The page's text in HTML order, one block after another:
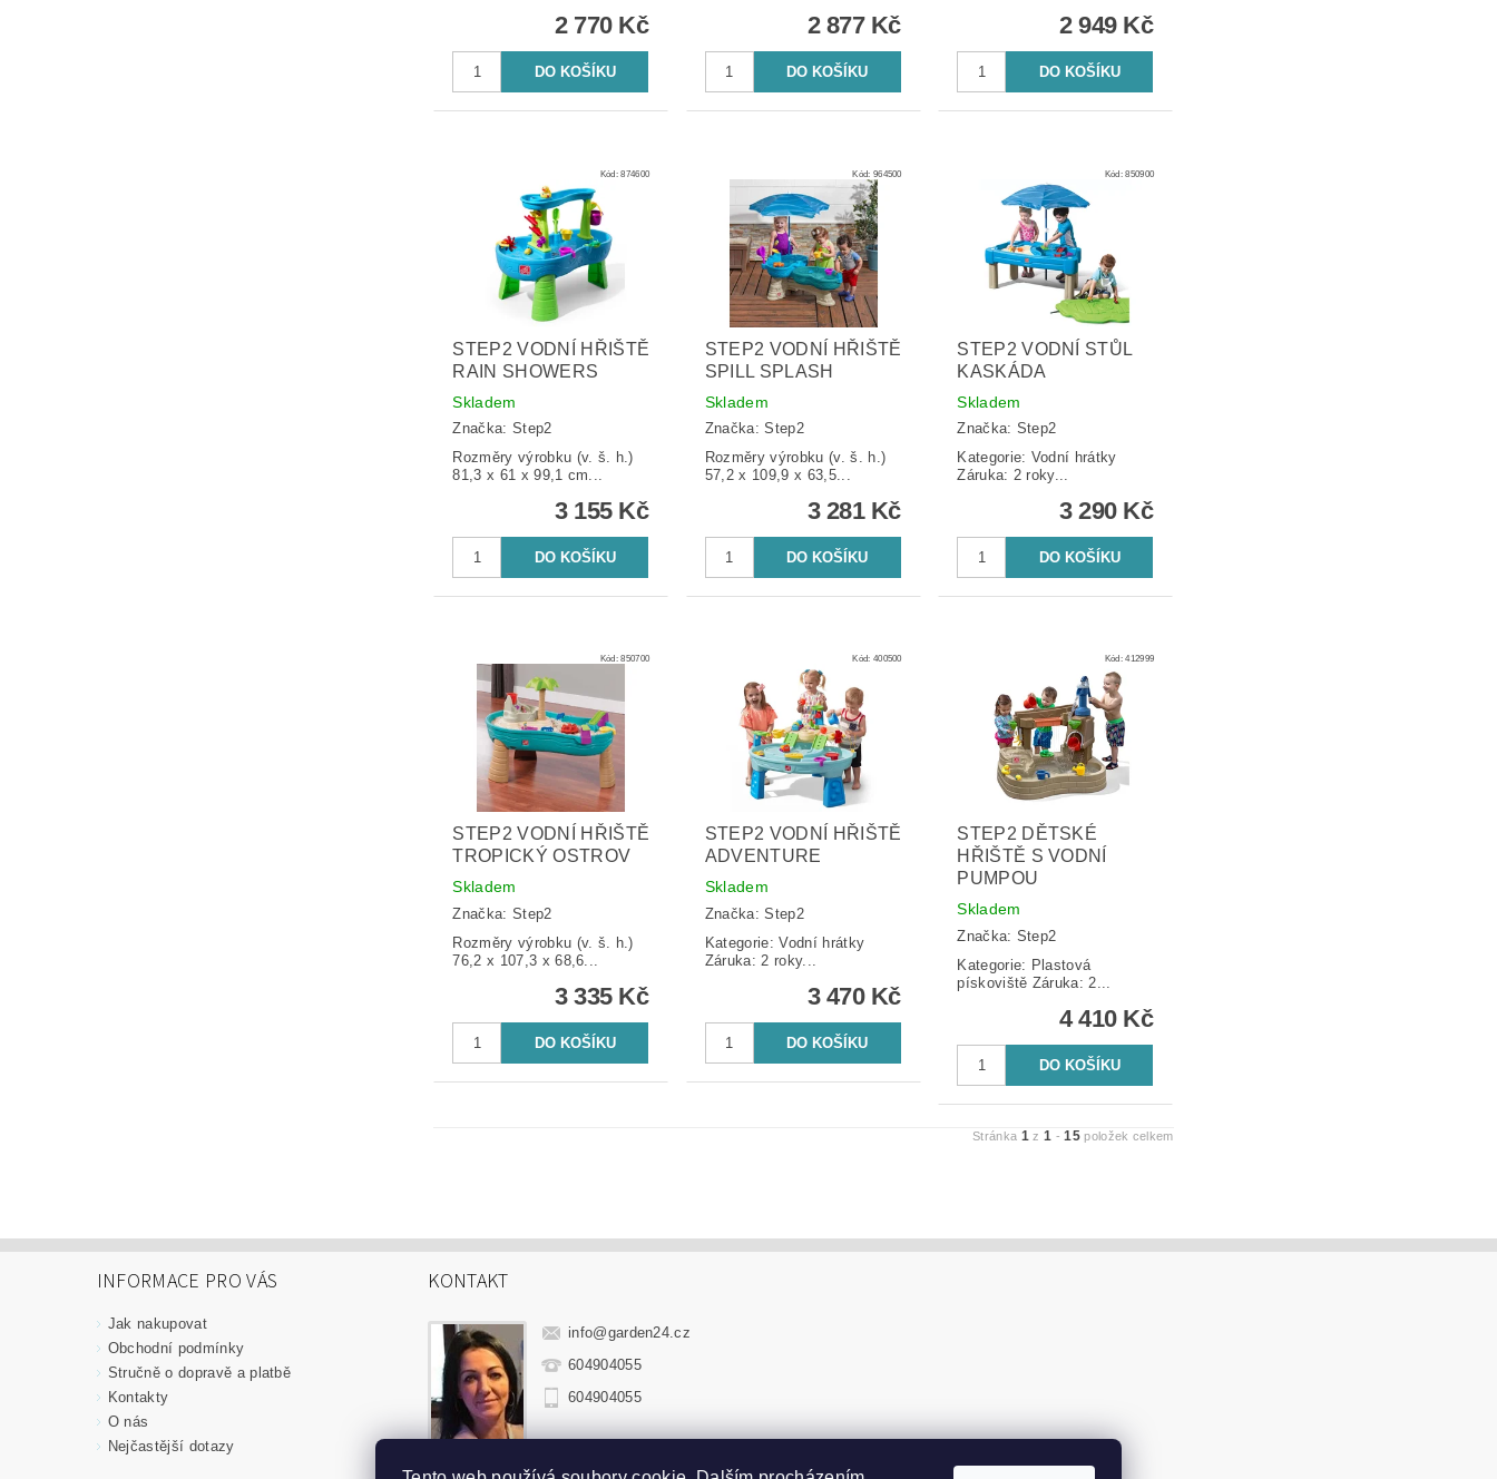
2 770 Kč 2 877 Kč 2 949 Kč
Kód:874600
STEP2 VODNÍ HŘIŠTĚ
RAIN SHOWERS
Skladem
Značka: Step2
Rozměry výrobku (v. š. h.)
81,3 x 61 x 99,1 cm...
3 155 Kč
Kód: 964500
STEP2 VODNÍ HŘIŠTĚ
SPILL SPLASH
Skladem
Značka:Step2
Rozměry výrobku (v. š. h.)
57,2 x 109,9 x 63,5...
3 281 Kč
Kód:850900
STEP2 VODNÍ STŮL
KASKÁDA
Skladem
Značka: Step2
Kategorie: Vodní hrátky
Záruka: 2 roky...
3 290 Kč
Kód:850700
STEP2 VODNÍ HŘIŠTĚ
TROPICKÝ OSTROV
Skladem
Značka: Step2
Rozměry výrobku (v. š. h.)
76,2 x 107,3 x 68,6...
3 335 Kč
Kód: 400500
STEP2 VODNÍ HŘIŠTĚ
ADVENTURE
Skladem
Značka:Step2
Kategorie: Vodní hrátky
Záruka: 2 roky...
3 470 Kč
Kód:412999
STEP2 DĚTSKÉ
HŘIŠTĚ S VODNÍ
PUMPOU
Skladem
Značka: Step2
Kategorie: Plastová
pískoviště Záruka: 2...
4 410 Kč
Stránka 1 z1 -15položek celkem
INFORMACE PRO VÁS
Jak nakupovat
Obchodní podmínky
Stručně o dopravě a platbě
Kontakty
O nás
Nejčastější dotazy
KONTAKT
info@garden24.cz
604904055
604904055